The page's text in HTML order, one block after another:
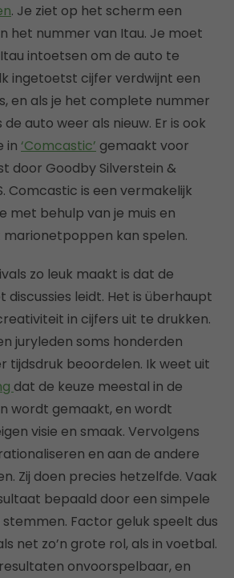
. Je ziet op het scherm een
het nummer van Itau. Je moet
intoetsen om de auto te
ingetoetst cijfer verdwijnt een
en als je het complete nummer
auto weer als nieuw. Er is ook
in ‘Comcastic’ gemaakt voor
door Goodby Silverstein &
Comcastic is een vermakelijk
met behulp van je muis en
kan spelen.
zo leuk maakt is dat de
discussies leidt. Het is überhaupt
in cijfers uit te drukken.
juryleden soms honderden
tijdsdruk beoordelen. Ik weet uit
dat de keuze meestal in de
wordt gemaakt, en wordt
visie en smaak. Vervolgens
en aan de andere
Zij doen precies hetzelfde. Vaak
bepaald door een simpele
Factor geluk speelt dus
net zo’n grote rol, als in voetbal.
onvoorspelbaar, en